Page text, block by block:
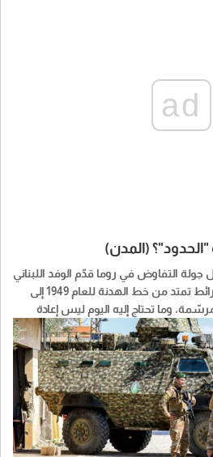
ad
(المدن)
التفاوض في روما قدّم الوفد اللبناني
عرضًا معمّقًا مدعّمًا بوثائق وخرائط تمتد من خط الهدنة للعام 1949 إلى
وما تحتاج إليه اليوم ليس إعادة
الانسحاب الإسرائيلي حتى الحدود
أميركية، بينما اعترض الجانب
مسألة تصحيح الخط الأزرق والنقاط
الإسرائيلية تحتل عشرات البلدات